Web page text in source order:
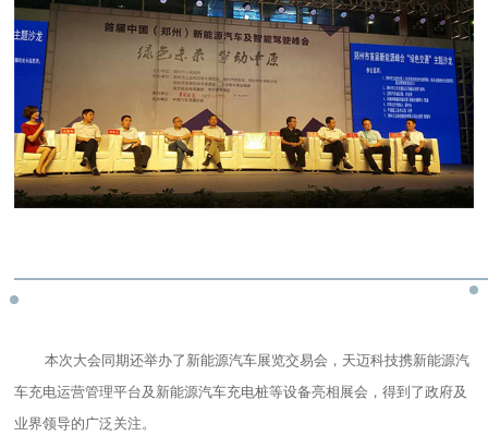
本次大会同期还举办了新能源汽车展览交易会，天迈科技携新能源汽
车充电运营管理平台及新能源汽车充电桩等设备亮相展会，得到了政府及
业界领导的广泛关注。